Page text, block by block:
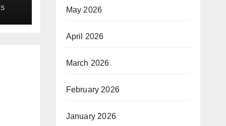
May 2026
April 2026
March 2026
February 2026
January 2026